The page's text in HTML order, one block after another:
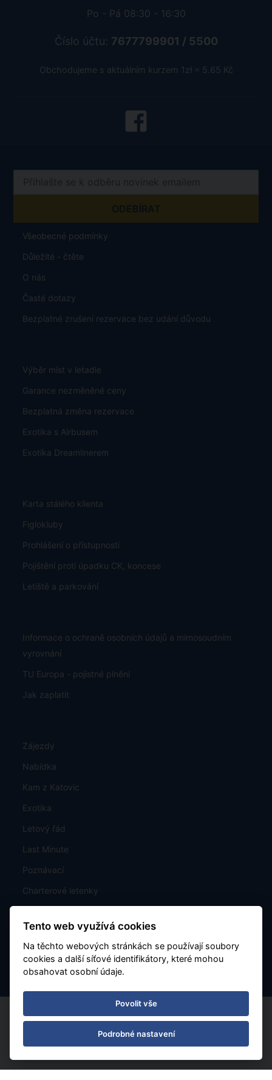
Po - Pá 08:30 - 16:30
Číslo účtu: 7677799901 / 5500
Obchodujeme s aktuálním kurzem 1zł = 5.65 Kč
Všeobecné podmínky
Důležité - čtěte
O nás
Časté dotazy
Bezplatné zrušení rezervace bez udání důvodu
Výběr míst v letadle
Garance nezměněné ceny
Bezplatná změna rezervace
Exotika s Airbusem
Exotika Dreamlinerem
Karta stálého klienta
Figlokluby
Prohlášení o přístupnosti
Pojištění proti úpadku CK, koncese
Letiště a parkování
Informace o ochraně osobních údajů a mimosoudním
vyrovnání
TU Europa - pojistné plnění
Jak zaplatit
Zájezdy
Nabídka
Kam z Katovic
Exotika
Letový řád
Last Minute
Poznávací
Charterové letenky
Kontakt
Nastavení Cookies
Tento web využívá cookies
Na těchto webových stránkách se používají soubory
cookies a další síťové identifikátory, které mohou
obsahovat osobní údaje.
Povolit vše
Podrobné nastavení